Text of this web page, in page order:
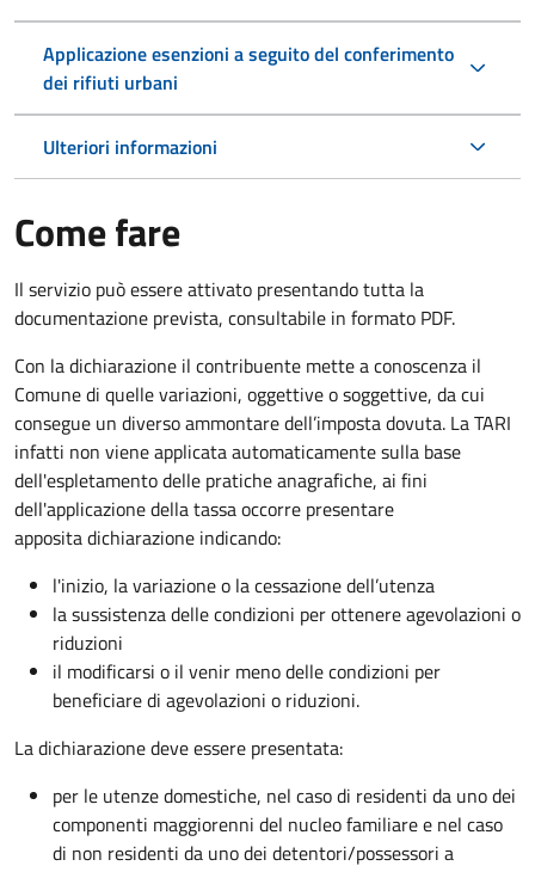
Applicazione esenzioni a seguito del conferimento
dei rifiuti urbani
Ulteriori informazioni
Come fare
Il servizio può essere attivato presentando tutta la
documentazione prevista, consultabile in formato PDF.
Con la dichiarazione il contribuente mette a conoscenza il
Comune di quelle variazioni, oggettive o soggettive, da cui
consegue un diverso ammontare dell’imposta dovuta. La TARI
infatti non viene applicata automaticamente sulla base
dell'espletamento delle pratiche anagrafiche, ai fini
dell'applicazione della tassa occorre presentare
apposita dichiarazione indicando:
l'inizio, la variazione o la cessazione dell’utenza
la sussistenza delle condizioni per ottenere agevolazioni o
riduzioni
il modificarsi o il venir meno delle condizioni per
beneficiare di agevolazioni o riduzioni.
La dichiarazione deve essere presentata:
per le utenze domestiche, nel caso di residenti da uno dei
componenti maggiorenni del nucleo familiare e nel caso
di non residenti da uno dei detentori/possessori a